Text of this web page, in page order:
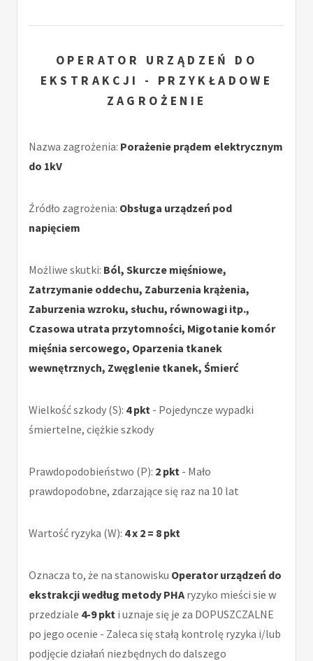
OPERATOR URZĄDZEŃ DO
EKSTRAKCJI - PRZYKŁADOWE
ZAGROŻENIE
Nazwa zagrożenia: Porażenie prądem elektrycznym
do 1kV
Źródło zagrożenia: Obsługa urządzeń pod
napięciem
Możliwe skutki: Ból, Skurcze mięśniowe,
Zatrzymanie oddechu, Zaburzenia krążenia,
Zaburzenia wzroku, słuchu, równowagi itp.,
Czasowa utrata przytomności, Migotanie komór
mięśnia sercowego, Oparzenia tkanek
wewnętrznych, Zwęglenie tkanek, Śmierć
Wielkość szkody (S): 4 pkt - Pojedyncze wypadki
śmiertelne, ciężkie szkody
Prawdopodobieństwo (P): 2 pkt - Mało
prawdopodobne, zdarzające się raz na 10 lat
Wartość ryzyka (W): 4 x 2 = 8 pkt
Oznacza to, że na stanowisku Operator urządzeń do
ekstrakcji według metody PHA ryzyko mieści sie w
przedziale 4-9 pkt i uznaje się je za DOPUSZCZALNE
po jego ocenie - Zaleca się stałą kontrolę ryzyka i/lub
podjęcie działań niezbędnych do dalszego